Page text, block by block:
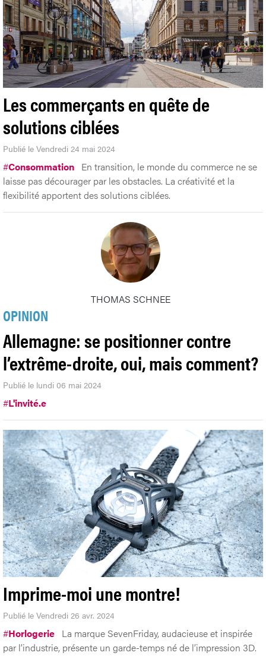
Les commerçants en quête de
solutions ciblées
Publié le Vendredi 24 mai 2024
#Consommation En transition, le monde du commerce ne se
laisse pas décourager par les obstacles. La créativité et la
flexibilité apportent des solutions ciblées.
THOMAS SCHNEE
OPINION
Allemagne: se positionner contre
l’extrême-droite, oui, mais comment?
Publié le lundi 06 mai 2024
#L'invité.e
Imprime-moi une montre!
Publié le Vendredi 26 avr. 2024
#Horlogerie La marque SevenFriday, audacieuse et inspirée
par l’industrie, présente un garde-temps né de l’impression 3D.